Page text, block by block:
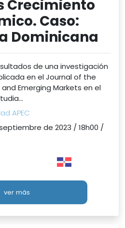
Crecimiento
Caso:
Dominicana
de una investigación
en el Journal of the
Emerging Markets en el
APEC
de 2023 / 18h00 /
ver más